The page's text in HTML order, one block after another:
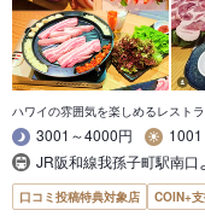
ハワイの雰囲気を楽しめるレスト
3001～4000円
JR阪和線我孫子町駅南口
口コミ投稿特典対象店 COIN+